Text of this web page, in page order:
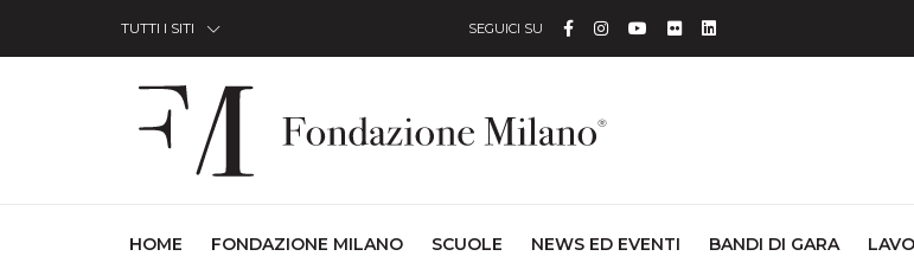
TUTTI I SITI SEGUICI SU Facebook
Instagram
YouTube
FlickrLinkedin
HOME (CURRENT)
FONDAZIONE MILANO SCUOLE NEWS ED EVENTI BANDI DI GARA